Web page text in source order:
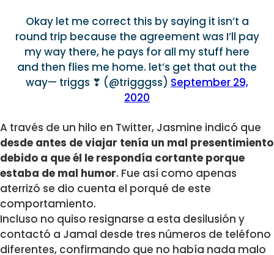
Okay let me correct this by saying it isn’t a
round trip because the agreement was I’ll pay
my way there, he pays for all my stuff here
and then flies me home. let’s get that out the
way— triggs ❣ (@trigggss) September 29,
2020
A través de un hilo en Twitter, Jasmine indicó que
desde antes de viajar tenía un mal presentimiento
debido a que él le respondía cortante porque
estaba de mal humor. Fue así como apenas
aterrizó se dio cuenta el porqué de este
comportamiento.
Incluso no quiso resignarse a esta desilusión y
contactó a Jamal desde tres números de teléfono
diferentes, confirmando que no había nada malo